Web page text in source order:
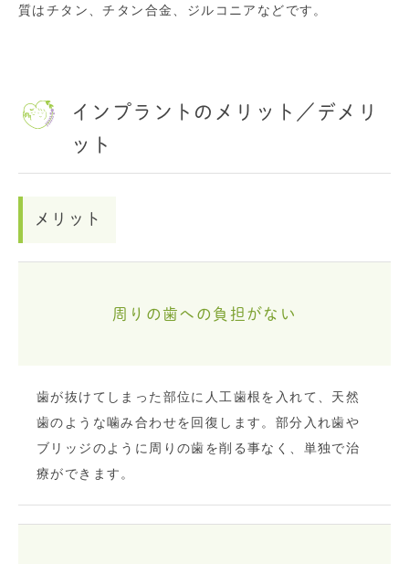
質はチタン、チタン合金、ジルコニアなどです。
インプラントのメリット／デメリ
ット
メリット
周りの歯への負担がない
歯が抜けてしまった部位に人工歯根を入れて、天然
歯のような噛み合わせを回復します。部分入れ歯や
ブリッジのように周りの歯を削る事なく、単独で治
療ができます。